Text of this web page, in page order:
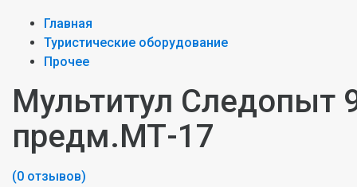
Главная
Туристические оборудование
Прочее
Мультитул Следопыт
предм.МТ-17
(0 отзывов)